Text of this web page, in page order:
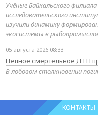
Учёные Байкальского филиала
исследовательского
изучили динамику
экосистемы в
05 августа 2026 08:33
Цепное смертельное ДТП
В лобовом столкновении
КОНТАКТЫ